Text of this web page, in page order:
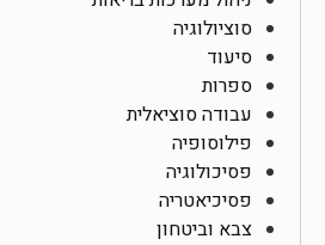
סוציולוגיה
סיעוד
ספרות
עבודה סוציאלית
פילוסופיה
פסיכולוגיה
פסיכיאטריה
צבא וביטחון